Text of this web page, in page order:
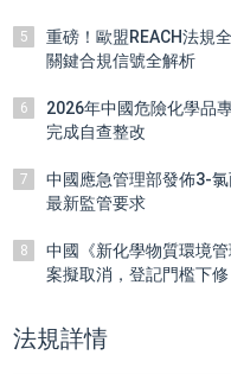
5
重磅！歐盟REACH法規
關鍵合規信號全解析
6
2026年中國危險化學品
完成自查整改
7
中國應急管理部發佈3-
最新監管要求
8
中國《新化學物質環境
案擬取消，登記門檻下修
法規詳情